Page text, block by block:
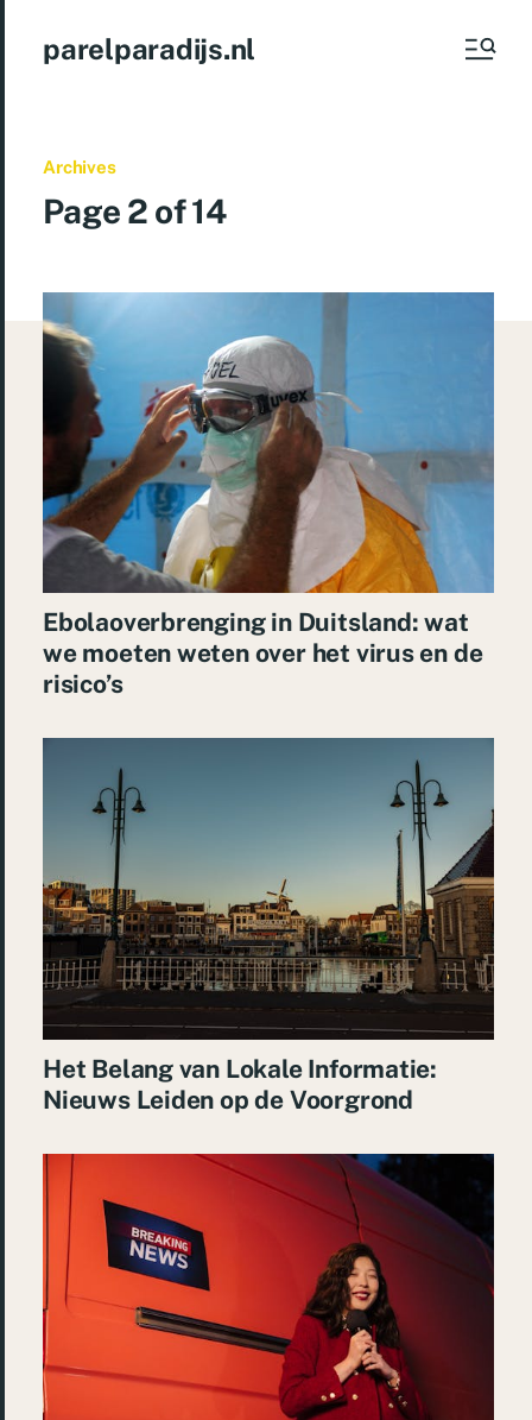
parelparadijs.nl
Archives
Page 2 of 14
Ebolaoverbrenging in Duitsland: wat
we moeten weten over het virus en de
risico’s
Het Belang van Lokale Informatie:
Nieuws Leiden op de Voorgrond